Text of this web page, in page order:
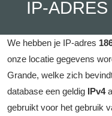
IP-
We hebben je IP-adres
onze locatie gegevens
Grande, welke zich
database een geldig IPv4
gebruikt voor het gebruik